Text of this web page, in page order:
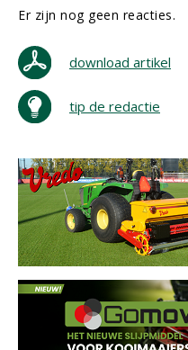
Er zijn nog geen reacties.
download artikel
tip de redactie